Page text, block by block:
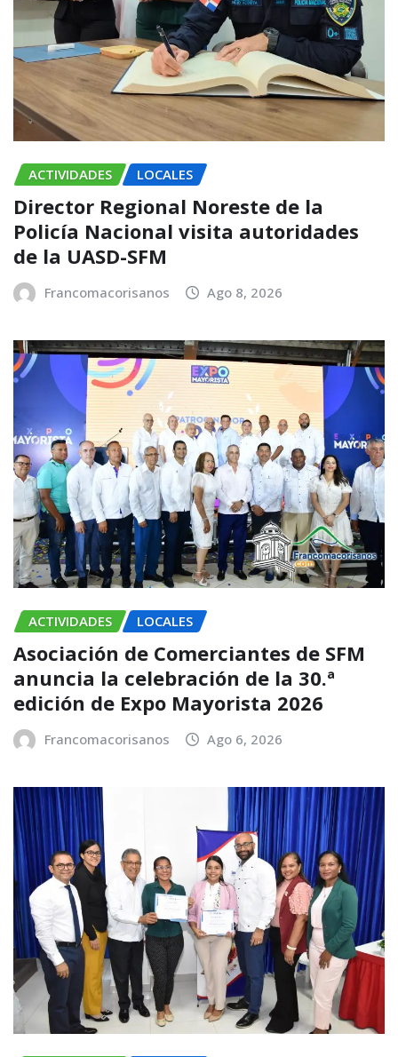
ACTIVIDADES LOCALES
Director Regional Noreste de la
Policía Nacional visita autoridades
de la UASD-SFM
Francomacorisanos Ago 8, 2026
ACTIVIDADES LOCALES
Asociación de Comerciantes de SFM
anuncia la celebración de la 30.ª
edición de Expo Mayorista 2026
Francomacorisanos Ago 6, 2026